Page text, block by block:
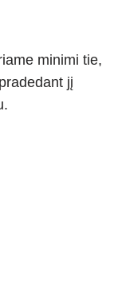
minimi tie,
jį